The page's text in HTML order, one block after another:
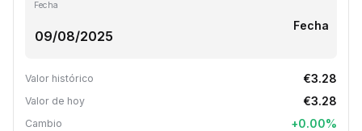
Fecha
Fecha
Valor histórico €3.28
Valor de hoy €3.28
Cambio +0.00%